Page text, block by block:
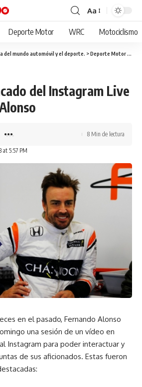
Cambiar
tamaño
fuente
Aa
Deporte Motor WRC Motociclismo
del mundo automóvil y el deporte. >Deporte Motor
del Instagram Live
at 5:57 PM
8 Min de lectura
en el pasado, Fernando Alonso
una sesión de un vídeo en
Instagram para poder interactuar y
de sus aficionados. Estas fueron